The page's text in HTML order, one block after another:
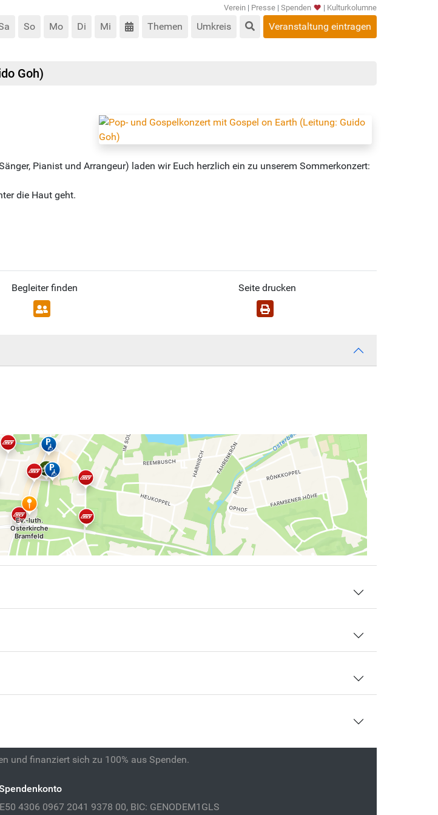
Verein | Presse | Spenden | Kulturkolumne
So Mo Di Mi Themen Umkreis Veranstaltung eintragen
Goh)
Pianist und Arrangeur) laden wir Euch herzlich ein zu unserem Sommerkonzert:
die Haut geht.
Begleiter finden Seite drucken
und finanziert sich zu 100% aus Spenden.
4306 0967 2041 9378 00, BIC: GENODEM1GLS